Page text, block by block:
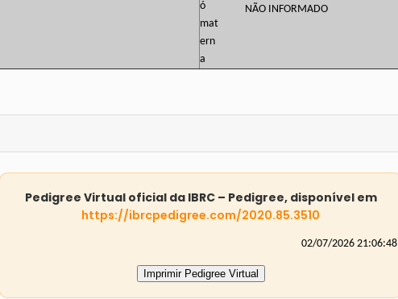
NÃO INFORMADO
Pedigree Virtual oficial da IBRC – Pedigree, disponível em
https://ibrcpedigree.com/2020.85.3510
02/07/2026 21:06:48
Imprimir Pedigree Virtual